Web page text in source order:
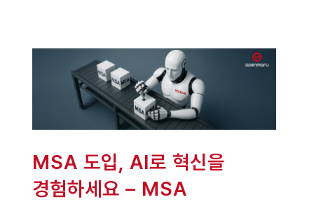
MSA 도입, AI로 혁신을
경험하세요 – MSA